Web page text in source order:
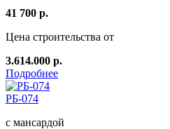
41 700 р.
Цена строительства от
3.614.000 р.
Подробнее
РБ-074
с мансардой